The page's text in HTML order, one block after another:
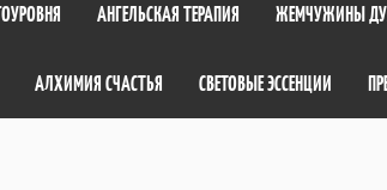
АНГЕЛЬСКАЯ ТЕРАПИЯ ЖЕМЧУЖИНЫ
АЛХИМИЯ СЧАСТЬЯ СВЕТОВЫЕ ЭССЕНЦИИ